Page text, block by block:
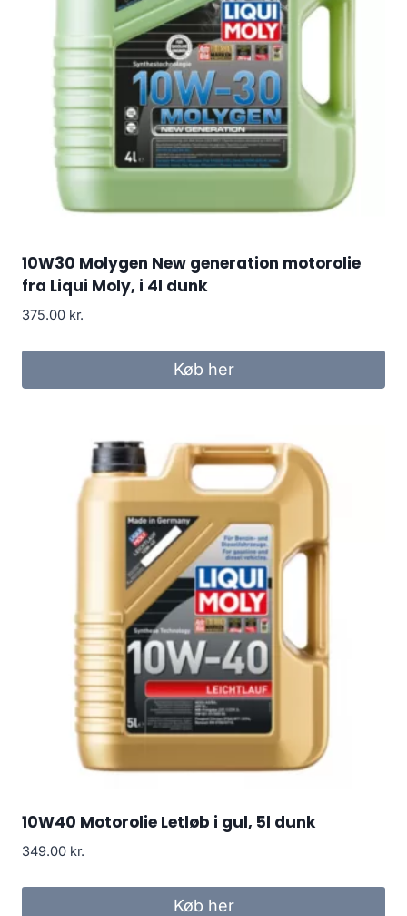
10W30 Molygen New generation motorolie
fra Liqui Moly, i 4l dunk
375.00 kr.
Køb her
10W40 Motorolie Letløb i gul, 5l dunk
349.00 kr.
Køb her